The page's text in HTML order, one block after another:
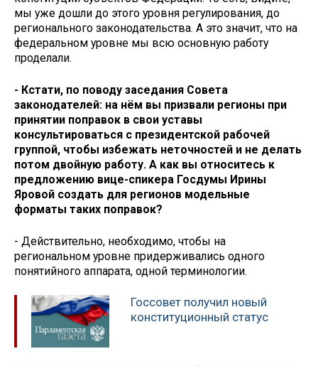
мы уже дошли до этого уровня регулирования, до
регионального законодательства. А это значит, что на
федеральном уровне мы всю основную работу
проделали.
- Кстати, по поводу заседания Совета
законодателей: на нём вы призвали регионы при
принятии поправок в свои уставы
консультироваться с президентской рабочей
группой, чтобы избежать неточностей и не делать
потом двойную работу. А как вы относитесь к
предложению вице-спикера Госдумы Ирины
Яровой создать для регионов модельные
форматы таких поправок?
- Действительно, необходимо, чтобы на
региональном уровне придерживались одного
понятийного аппарата, одной терминологии.
Госсовет получил новый
конституционный статус